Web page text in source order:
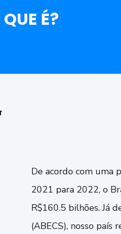
É?
De acordo com uma
2021 para 2022, o
R$160.5 bilhões.Já
(ABECS), nosso